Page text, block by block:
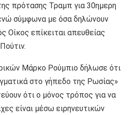
πρότασης Τραμπ για 30ημερη
σύμφωνα με όσα δηλώνουν
Οίκος επίκειται απευθείας
Μάρκο Ρούμπιο δήλωσε ότι
στο γήπεδο της Ρωσίας»
ότι ο μόνος τρόπος για να
είναι μέσω ειρηνευτικών